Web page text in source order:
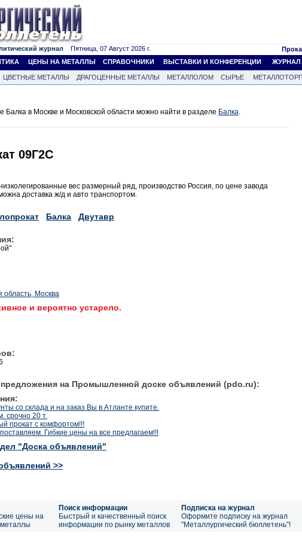
журнал Пятница, 07 Август 2026 г.
ЦЕНЫ НА МЕТАЛЛЫ СПРАВОЧНИКИ ВЫСТАВКИ И КОНФЕРЕНЦИИ ЖУРНАЛ
ЦВЕТНЫЕ МЕТАЛЛЫ ДРАГОЦЕННЫЕ МЕТАЛЛЫ МЕТАЛЛОЛОМ СЫРЬЕ
Балка в Москве и Московской области можно найти в разделе Балка.
09Г2С
вес размерный ряд, производство Россия, по цене завода
доставка ж/д и авто транспортом.
Балка Двутавр
область, Москва
и вероятно устарело.
предложения на Промышленной доске объявлений (pdo.ru):
со склада и на заказ Вы в Атланте купите.
срочно 20 т.
прокат с комфортом!!!
Гибкие цены на все предлагаем!!!
"Доска объявлений"
>>
цены на
Поиск информации
Быстрый и качественный поиск
информации по рынку металлов
Подписка на журнал
Оформите подписку на журнал
"Металлургический бюллетень"!